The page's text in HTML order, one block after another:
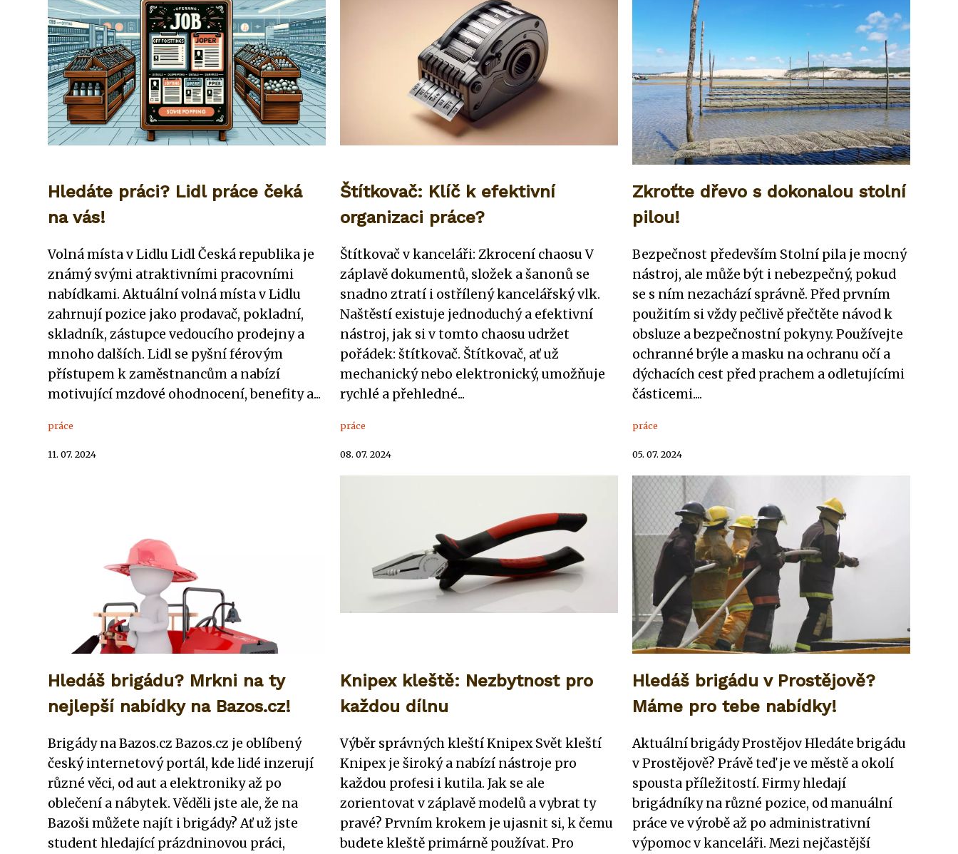
Hledáte práci? Lidl práce čeká
na vás!
Volná místa v Lidlu Lidl Česká republika je
známý svými atraktivními pracovními
nabídkami. Aktuální volná místa v Lidlu
zahrnují pozice jako prodavač, pokladní,
skladník, zástupce vedoucího prodejny a
mnoho dalších. Lidl se pyšní férovým
přístupem k zaměstnancům a nabízí
motivující mzdové ohodnocení, benefity a...
práce
11. 07. 2024
Štítkovač: Klíč k efektivní
organizaci práce?
Štítkovač v kanceláři: Zkrocení chaosu V
záplavě dokumentů, složek a šanonů se
snadno ztratí i ostřílený kancelářský vlk.
Naštěstí existuje jednoduchý a efektivní
nástroj, jak si v tomto chaosu udržet
pořádek: štítkovač. Štítkovač, ať už
mechanický nebo elektronický, umožňuje
rychlé a přehledné...
práce
08. 07. 2024
Zkroťte dřevo s dokonalou stolní
pilou!
Bezpečnost především Stolní pila je mocný
nástroj, ale může být i nebezpečný, pokud
se s ním nezachází správně. Před prvním
použitím si vždy pečlivě přečtěte návod k
obsluze a bezpečnostní pokyny. Používejte
ochranné brýle a masku na ochranu očí a
dýchacích cest před prachem a odletujícími
částicemi....
práce
05. 07. 2024
Hledáš brigádu? Mrkni na ty
nejlepší nabídky na Bazos.cz!
Brigády na Bazos.cz Bazos.cz je oblíbený
český internetový portál, kde lidé inzerují
různé věci, od aut a elektroniky až po
oblečení a nábytek. Věděli jste ale, že na
Bazoši můžete najít i brigády? Ať už jste
student hledající prázdninovou práci,
Knipex kleště: Nezbytnost pro
každou dílnu
Výběr správných kleští Knipex Svět kleští
Knipex je široký a nabízí nástroje pro
každou profesi i kutila. Jak se ale
zorientovat v záplavě modelů a vybrat ty
pravé? Prvním krokem je ujasnit si, k čemu
budete kleště primárně používat. Pro
Hledáš brigádu v Prostějově?
Máme pro tebe nabídky!
Aktuální brigády Prostějov Hledáte brigádu
v Prostějově? Právě teď je ve městě a okolí
spousta příležitostí. Firmy hledají
brigádníky na různé pozice, od manuální
práce ve výrobě až po administrativní
výpomoc v kanceláři. Mezi nejčastější